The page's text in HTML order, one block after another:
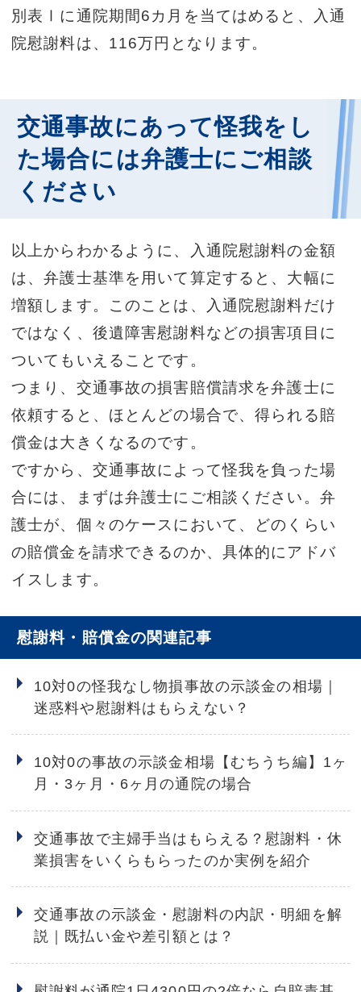
別表Ⅰに通院期間6カ月を当てはめると、入通
院慰謝料は、116万円となります。
交通事故にあって怪我をし
た場合には弁護士にご相談
ください
以上からわかるように、入通院慰謝料の金額
は、弁護士基準を用いて算定すると、大幅に
増額します。このことは、入通院慰謝料だけ
ではなく、後遺障害慰謝料などの損害項目に
ついてもいえることです。
つまり、交通事故の損害賠償請求を弁護士に
依頼すると、ほとんどの場合で、得られる賠
償金は大きくなるのです。
ですから、交通事故によって怪我を負った場
合には、まずは弁護士にご相談ください。弁
護士が、個々のケースにおいて、どのくらい
の賠償金を請求できるのか、具体的にアドバ
イスします。
慰謝料・賠償金の関連記事
10対0の怪我なし物損事故の示談金の相場｜
迷惑料や慰謝料はもらえない？
10対0の事故の示談金相場【むちうち編】1ヶ
月・3ヶ月・6ヶ月の通院の場合
交通事故で主婦手当はもらえる？慰謝料・休
業損害をいくらもらったのか実例を紹介
交通事故の示談金・慰謝料の内訳・明細を解
説｜既払い金や差引額とは？